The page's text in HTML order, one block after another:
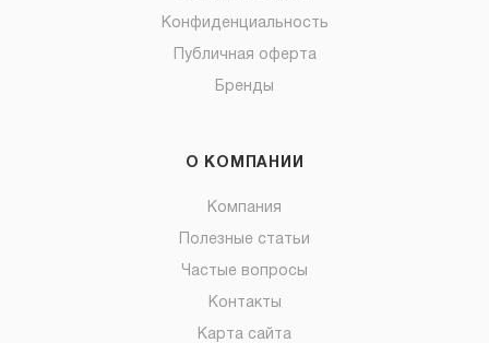
Конфиденциальность
Публичная оферта
Бренды
О КОМПАНИИ
Компания
Полезные статьи
Частые вопросы
Контакты
Карта сайта